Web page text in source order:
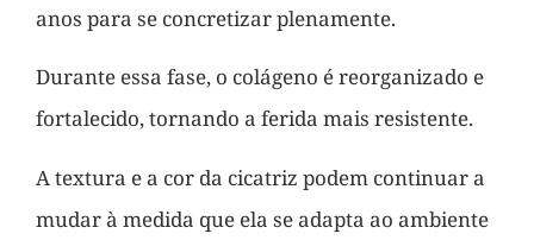
anos para se concretizar plenamente.
Durante essa fase, o colágeno é reorganizado e
fortalecido, tornando a ferida mais resistente.
A textura e a cor da cicatriz podem continuar a
mudar à medida que ela se adapta ao ambiente